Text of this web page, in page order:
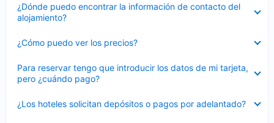
¿Dónde puedo encontrar la información de contacto del
alojamiento?
cerrado
¿Cómo puedo ver los precios?
cerrado
Para reservar tengo que introducir los datos de mi tarjeta,
pero ¿cuándo pago?
cerrado
¿Los hoteles solicitan depósitos o pagos por adelantado?
cerrado